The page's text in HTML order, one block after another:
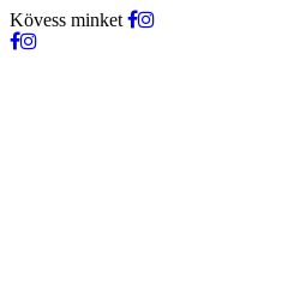
Kövess minket